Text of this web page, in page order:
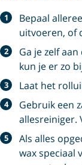
Bepaal
uitvoeren, of
Ga je zelf
kun je er zo
Laat het
Gebruik een
allesreiniger.
Als alles
wax speciaal